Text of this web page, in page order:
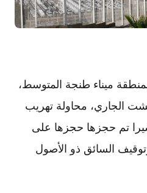
ميناء طنجة المتوسط،
اليوم الخميس 25 غشت الجاري، محاولة تهريب
تم حجزها حجزها على
السائق ذو الأصول